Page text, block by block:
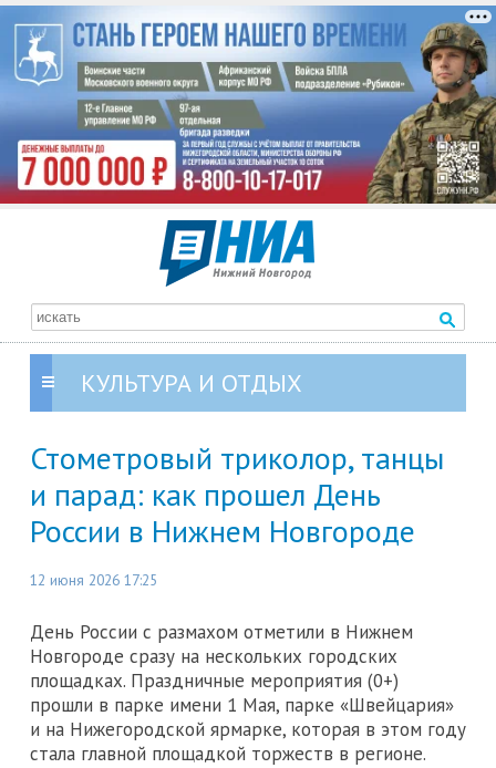
КУЛЬТУРА И ОТДЫХ
Стометровый триколор, танцы
и парад: как прошел День
России в Нижнем Новгороде
12 июня 2026 17:25
День России с размахом отметили в Нижнем
Новгороде сразу на нескольких городских
площадках. Праздничные мероприятия (0+)
прошли в парке имени 1 Мая, парке «Швейцария»
и на Нижегородской ярмарке, которая в этом году
стала главной площадкой торжеств в регионе.